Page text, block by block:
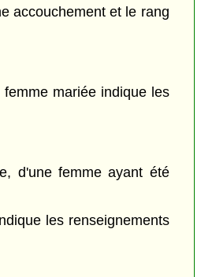
accouchement et le rang
mariée indique les
d'une femme ayant été
les renseignements